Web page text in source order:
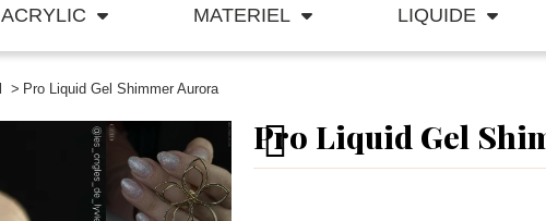
ACRYLIC MATERIEL LIQUIDE
Pro Liquid Gel Shimmer Aurora
Pro Liquid Gel